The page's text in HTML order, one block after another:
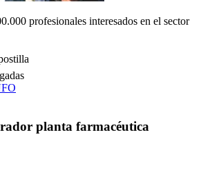
profesionales interesados en el sector
planta farmacéutica